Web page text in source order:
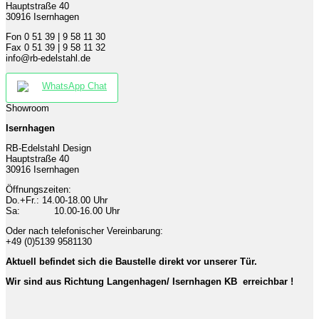
Hauptstraße 40
30916 Isernhagen
Fon 0 51 39 | 9 58 11 30
Fax 0 51 39 | 9 58 11 32
info@rb-edelstahl.de
WhatsApp Chat
Showroom
Isernhagen
RB-Edelstahl Design
Hauptstraße 40
30916 Isernhagen
Öffnungszeiten:
Do.+Fr.: 14.00-18.00 Uhr
Sa: 10.00-16.00 Uhr
Oder nach telefonischer Vereinbarung:
+49 (0)5139 9581130
Aktuell befindet sich die Baustelle direkt vor unserer Tür.
Wir sind aus Richtung Langenhagen/ Isernhagen KB erreichbar !